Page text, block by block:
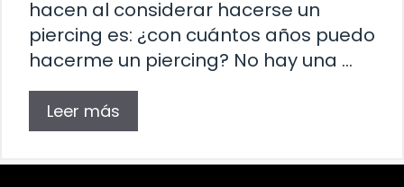
hacen al considerar hacerse un
piercing es: ¿con cuántos años puedo
hacerme un piercing? No hay una …
Leer más